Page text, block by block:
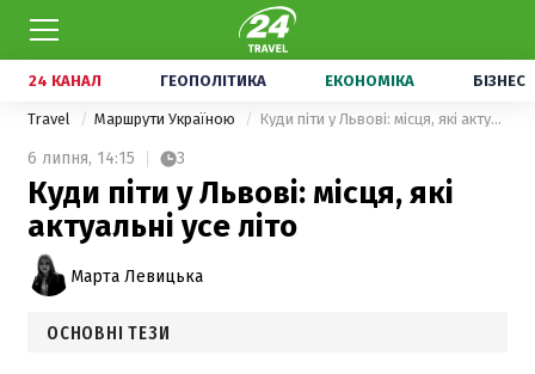
24 КАНАЛ ГЕОПОЛІТИКА ЕКОНОМІКА БІЗНЕС
Travel Маршрути Україною Куди піти у Львові: місця, які актуальні усе літо
6 липня, 14:15 3
Куди піти у Львові: місця, які
актуальні усе літо
Марта Левицька
ОСНОВНІ ТЕЗИ